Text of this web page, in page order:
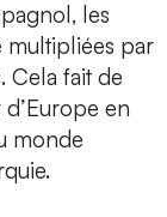
les
multipliées par
Cela fait de
en
monde